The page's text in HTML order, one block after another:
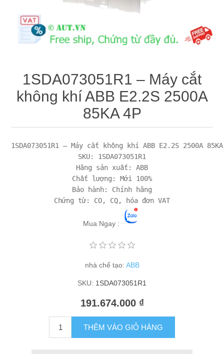
Máy tính công nghiệp
Động cơ servo 2 phase
Động cơ bước 2 phase
Chưa Phân Loại
Phụ Kiện Siemens
1SDA073051R1 – Máy cắt
không khí ABB E2.2S 2500A
85KA 4P
1SDA073051R1 – Máy cắt không khí ABB E2.2S 2500A
SKU: 1SDA073051R1
Hãng sản xuất: ABB
Chất lượng: Mới 100%
Bảo hành: Chính hãng
Mua Ngay :
nhà chế tạo: ABB
SKU: 1SDA073051R1
191.674.000 ₫
THÊM VÀO GIỎ HÀNG